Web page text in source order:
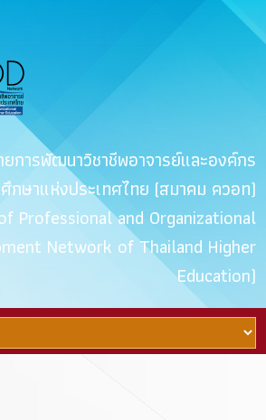
ยการพัฒนาวิชาชีพอาจารย์และองค์กร
กษาแห่งประเทศไทย (สมาคม ควอท)
Professional and Organizational
Network of Thailand Higher
Education)